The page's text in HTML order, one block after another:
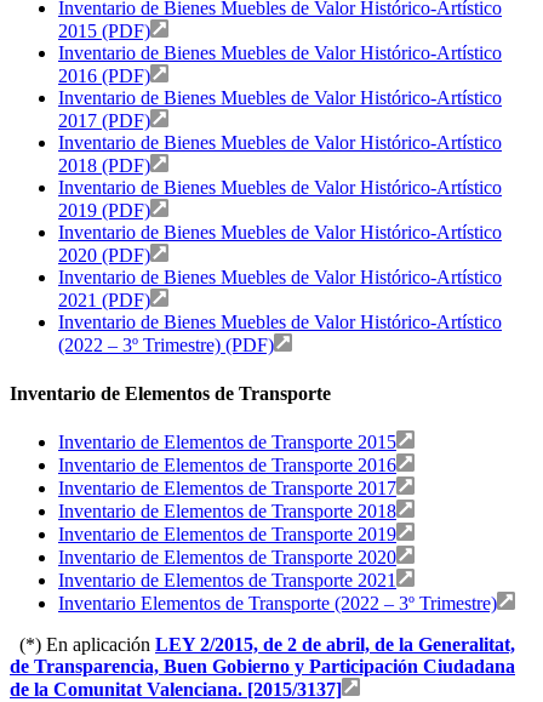
Inventario de Bienes Muebles de Valor Histórico-Artístico
2015 (PDF)
Inventario de Bienes Muebles de Valor Histórico-Artístico
2016 (PDF)
Inventario de Bienes Muebles de Valor Histórico-Artístico
2017 (PDF)
Inventario de Bienes Muebles de Valor Histórico-Artístico
2018 (PDF)
Inventario de Bienes Muebles de Valor Histórico-Artístico
2019 (PDF)
Inventario de Bienes Muebles de Valor Histórico-Artístico
2020 (PDF)
Inventario de Bienes Muebles de Valor Histórico-Artístico
2021 (PDF)
Inventario de Bienes Muebles de Valor Histórico-Artístico
(2022 – 3º Trimestre) (PDF)
Inventario de Elementos de Transporte
Inventario de Elementos de Transporte 2015
Inventario de Elementos de Transporte 2016
Inventario de Elementos de Transporte 2017
Inventario de Elementos de Transporte 2018
Inventario de Elementos de Transporte 2019
Inventario de Elementos de Transporte 2020
Inventario de Elementos de Transporte 2021
Inventario Elementos de Transporte (2022 – 3º Trimestre)
(*) En aplicación LEY 2/2015, de 2 de abril, de la Generalitat,
de Transparencia, Buen Gobierno y Participación Ciudadana
de la Comunitat Valenciana. [2015/3137]